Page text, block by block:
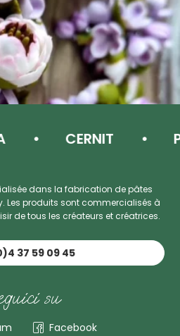
CERNIT
dans la fabrication de pâtes
Les produits sont commercialisés à
de tous les créateurs et créatrices.
37 59 09 45
su
Facebook